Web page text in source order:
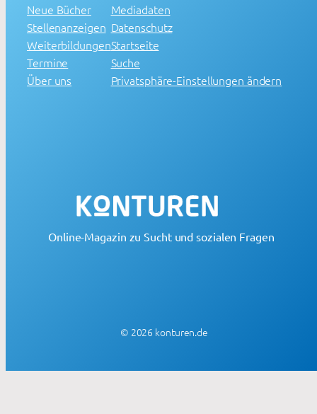
Neue Bücher
Stellenanzeigen
Weiterbildungen
Termine
Über uns
Mediadaten
Datenschutz
Startseite
Suche
Privatsphäre-Einstellungen ändern
Online-Magazin zu Sucht und sozialen Fragen
© 2026 konturen.de